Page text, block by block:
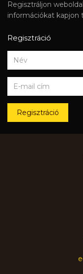
Regisztráljon
információkat kapjon
Regisztráció
Regisztráció